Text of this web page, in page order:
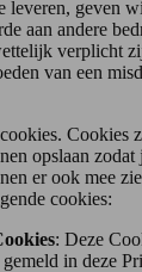
leveren, geven
aan andere
verplicht
van een
Cookies
opslaan zodat
er ook mee
cookies:
: Deze
in deze